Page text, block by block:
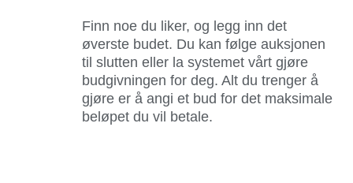
Finn noe du liker, og legg inn det
øverste budet. Du kan følge auksjonen
til slutten eller la systemet vårt gjøre
budgivningen for deg. Alt du trenger å
gjøre er å angi et bud for det maksimale
beløpet du vil betale.